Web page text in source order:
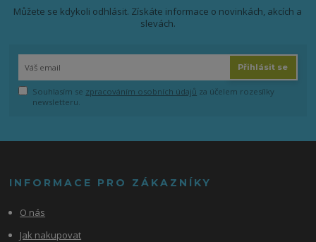
Můžete se kdykoli odhlásit. Získáte informace o novinkách, akcích a
slevách.
Přihlásit se
Souhlasím se zpracováním osobních údajů za účelem rozesílky
newsletteru.
INFORMACE PRO ZÁKAZNÍKY
O nás
Jak nakupovat